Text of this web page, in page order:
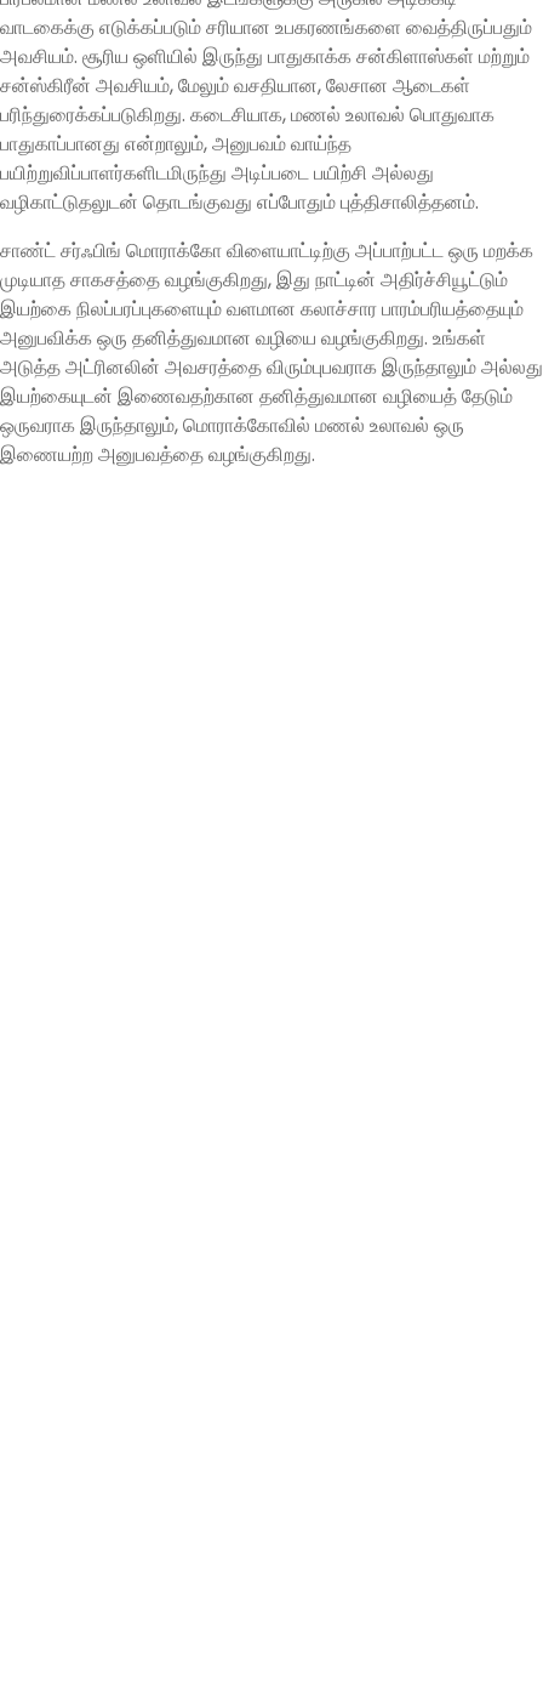
வாடகைக்கு எடுக்கப்படும் சரியான உபகரணங்களை வைத்திருப்பதும்
அவசியம். சூரிய ஒளியில் இருந்து பாதுகாக்க சன்கிளாஸ்கள் மற்றும்
சன்ஸ்கிரீன் அவசியம், மேலும் வசதியான, லேசான ஆடைகள்
பரிந்துரைக்கப்படுகிறது. கடைசியாக, மணல் உலாவல் பொதுவாக
பாதுகாப்பானது என்றாலும், அனுபவம் வாய்ந்த
பயிற்றுவிப்பாளர்களிடமிருந்து அடிப்படை பயிற்சி அல்லது
வழிகாட்டுதலுடன் தொடங்குவது எப்போதும் புத்திசாலித்தனம்.
சாண்ட் சர்ஃபிங் மொராக்கோ விளையாட்டிற்கு அப்பாற்பட்ட ஒரு மறக்க
முடியாத சாகசத்தை வழங்குகிறது, இது நாட்டின் அதிர்ச்சியூட்டும்
இயற்கை நிலப்பரப்புகளையும் வளமான கலாச்சார பாரம்பரியத்தையும்
அனுபவிக்க ஒரு தனித்துவமான வழியை வழங்குகிறது. உங்கள்
அடுத்த அட்ரினலின் அவசரத்தை விரும்புபவராக இருந்தாலும் அல்லது
இயற்கையுடன் இணைவதற்கான தனித்துவமான வழியைத் தேடும்
ஒருவராக இருந்தாலும், மொராக்கோவில் மணல் உலாவல் ஒரு
இணையற்ற அனுபவத்தை வழங்குகிறது.